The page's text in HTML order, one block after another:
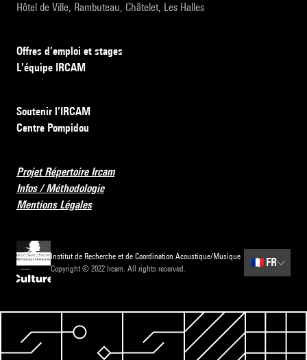
Hôtel de Ville, Rambuteau, Châtelet, Les Halles
Offres d’emploi et stages
L’équipe IRCAM
Soutenir l’IRCAM
Centre Pompidou
Projet Répertoire Ircam
Infos / Méthodologie
Mentions Légales
Institut de Recherche et de Coordination Acoustique/Musique
Copyright © 2022 Ircam. All rights reserved.
🇫🇷 FR